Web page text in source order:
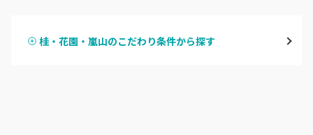
ハンドスカルプ
桂・花園・嵐山のこだわり条件から探す